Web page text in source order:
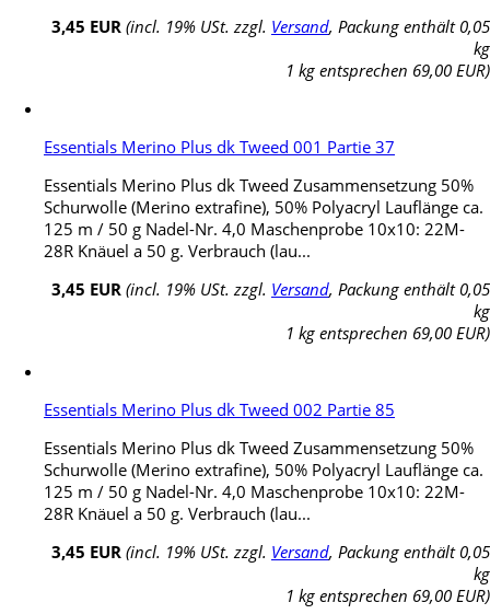
3,45 EUR (incl. 19% USt. zzgl. Versand, Packung enthält 0,05
kg
1 kg entsprechen 69,00 EUR)
Essentials Merino Plus dk Tweed 001 Partie 37
Essentials Merino Plus dk Tweed Zusammensetzung 50%
Schurwolle (Merino extrafine), 50% Polyacryl Lauflänge ca.
125 m / 50 g Nadel-Nr. 4,0 Maschenprobe 10x10: 22M-
28R Knäuel a 50 g. Verbrauch (lau...
3,45 EUR (incl. 19% USt. zzgl. Versand, Packung enthält 0,05
kg
1 kg entsprechen 69,00 EUR)
Essentials Merino Plus dk Tweed 002 Partie 85
Essentials Merino Plus dk Tweed Zusammensetzung 50%
Schurwolle (Merino extrafine), 50% Polyacryl Lauflänge ca.
125 m / 50 g Nadel-Nr. 4,0 Maschenprobe 10x10: 22M-
28R Knäuel a 50 g. Verbrauch (lau...
3,45 EUR (incl. 19% USt. zzgl. Versand, Packung enthält 0,05
kg
1 kg entsprechen 69,00 EUR)